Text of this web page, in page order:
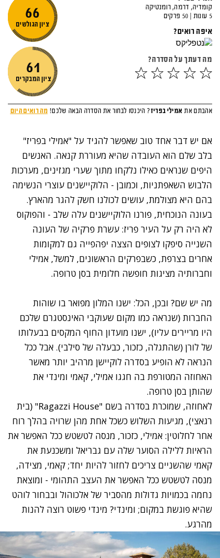
אם יש דבר אחד טוב שאפשר להגיד על "אמילי בפריז"
בלב שלם הוא העובדה שהיא מעוררת קנאה. האנשים
היפים שנראים כאילו נלקחו מתוך שערי מגזינים, מערכות
הלבוש השאפתניות, וכמובן - הלוקיישנים עוצרי הנשימה
בהם היא מצולמת, עושים לכולנו חשק להגר מהארץ.
בעונה הנוכחית, פורנו הלוקיישנים עלה שלב - והפוקוס
לא היה רק על העיר פריז: עשרת פרקיה של העונה
השנייה סיפקו לצופים הצצה יפהפייה גם למקומות
אחרים בצרפת, כשבפרקים הראשונים, למשל, אמילי
וחברותיה מציגות חופשה חלומית בסן טרופה.
מה יש שם? ובכן, הכל: ישנו המלון מפואר בו שוהות
החברות (שנראה כמו מקום שעוקבי האינסטגרם שלכם
היו מריירים עליו), ישנו מועדון החוף המקסים בבעלותו
של לורן (שהתגלה, כזכור, כבעלה של סילבי). אבל ככל
הנראה לא הופיע בסדרה לוקיישן מרהיב יותר מאשר
האחוזה המטורפת בה חגגו אמילי, קאמי ומינדי את
שהותן בסן טרופה.
לאחוזה, שמוכרת בסדרה בשם "Ragazzi House" (בית
רגאצי), מגיעות השלוש כשכל אחת מהן שרויה בהלך רוח
אחר לחלוטין: אמילי, כזכור, מנסה לטשטש ככל האפשר את
הראיות ללילה הסוער שלה עם גבריאל ומשכנעת את
קאמי שהשניים צריכים לחזור להיות יחד; קאמי, מצידה,
מנסה לטשטש ככל האפשר את העצב התהומי - ומוצאת
נחמה בכמויות גדולות מהסביר של אלכוהול ובבחור לוהט
שהיא פוגשת במקום; ומינדי? מינדי פשוט רוצה להנות
מהרגע.